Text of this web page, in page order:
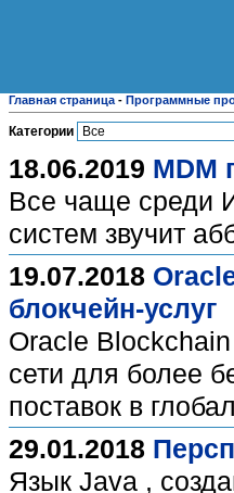
Главная страница - Программные
Категории
18.06.2019 MDM
Все чаще среди
систем звучит
19.07.2018
блокчейн-услуг
Oracle Blockchain
сети для более
поставок в
29.01.2018
Язык Java ,